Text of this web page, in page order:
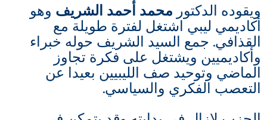
ويقوده الدكتورمحمد أحمد الشريف وهو
أكاديمي ليبي اشتغل لفترة طويلة مع
القذافي. جمع السيد الشريف حوله خبراء
وأكاديميين ويشتغل على فكرة تجاوز
الماضي وتوحيد صف الليبيين بعيدا عن
التعصب الفكري والسياسي.